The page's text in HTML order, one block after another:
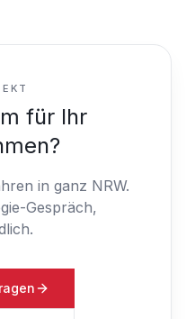
für Ihr
in ganz NRW.
Gespräch,